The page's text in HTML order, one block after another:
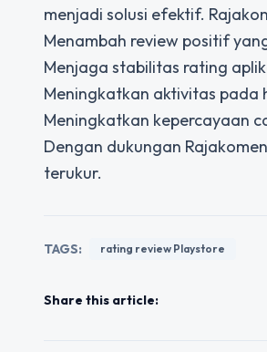
menjadi solusi efektif.
Menambah review positif
Menjaga stabilitas rating
Meningkatkan aktivitas pada
Meningkatkan kepercayaan
Dengan dukungan
terukur.
TAGS: rating review Playstore
Share this article: